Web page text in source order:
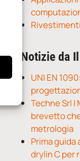
Notizie da
UNI EN
Techne Srl |
brevetto
metrologia
Prima guida
drylin C per